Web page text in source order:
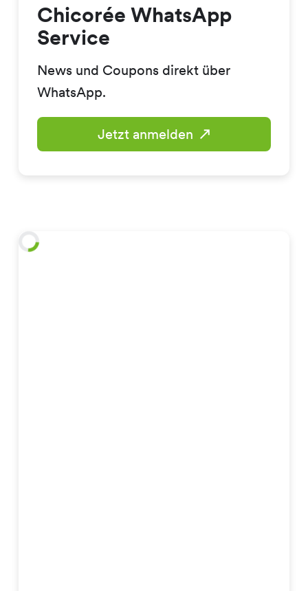
Chicorée WhatsApp
Service
News und Coupons direkt über
WhatsApp.
Jetzt anmelden